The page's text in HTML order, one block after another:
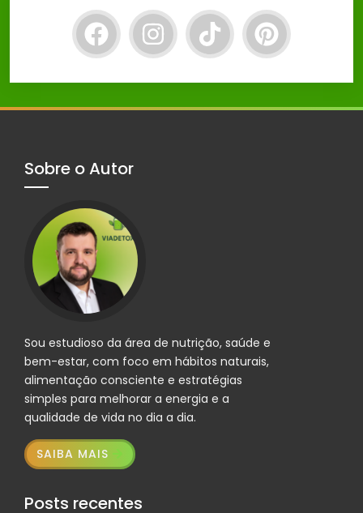
Sobre o Autor
Sou estudioso da área de nutrição, saúde e
bem-estar, com foco em hábitos naturais,
alimentação consciente e estratégias
simples para melhorar a energia e a
qualidade de vida no dia a dia.
SAIBA MAIS
Posts recentes